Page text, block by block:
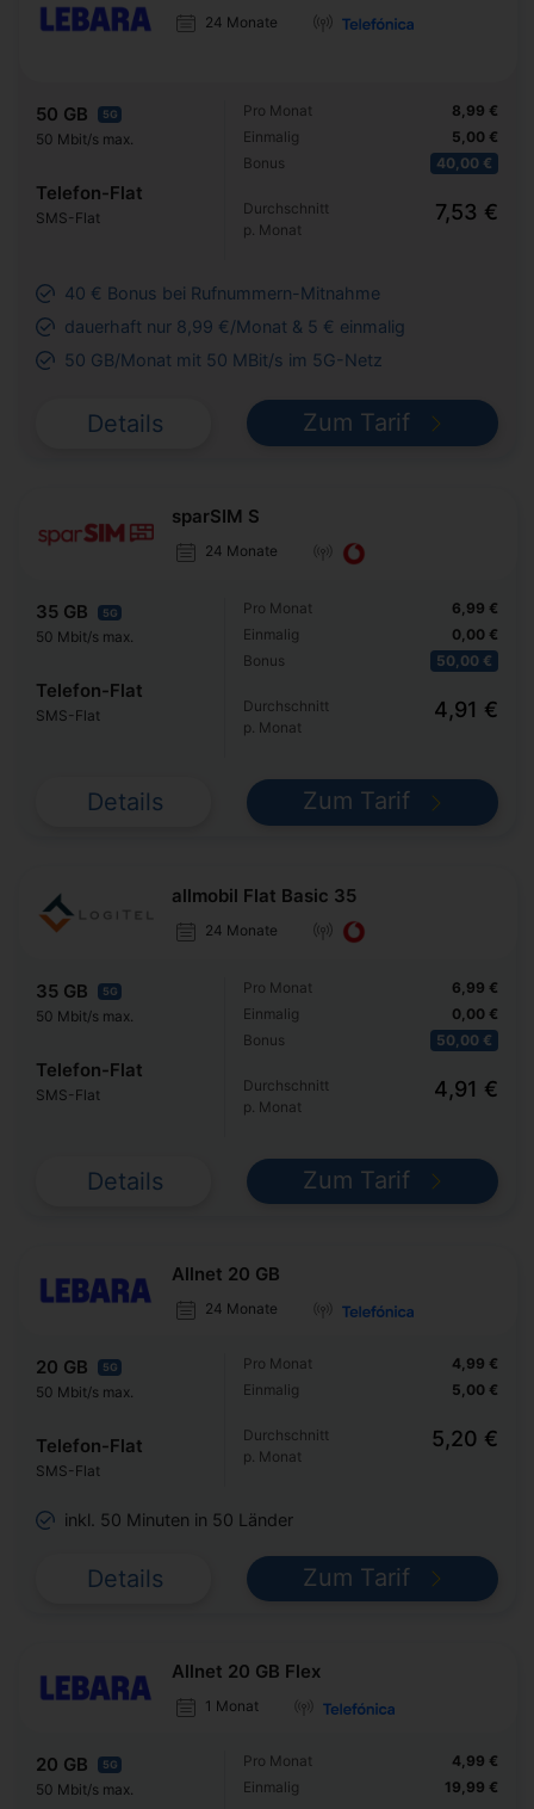
24 Monate
50 GB 5G
50 Mbit/s max.
Telefon-Flat
SMS-Flat
Pro Monat
Einmalig
Bonus
8,99 €
5,00 €
40,00 €
Durchschnitt
p. Monat
7,53 €
40 € Bonus bei Rufnummern-Mitnahme
dauerhaft nur 8,99 €/Monat & 5 € einmalig
50 GB/Monat mit 50 MBit/s im 5G-Netz
Details Zum Tarif
sparSIM S
24 Monate
35 GB 5G
50 Mbit/s max.
Telefon-Flat
SMS-Flat
Pro Monat
Einmalig
Bonus
6,99 €
0,00 €
50,00 €
Durchschnitt
p. Monat
4,91 €
Details Zum Tarif
allmobil Flat Basic 35
24 Monate
35 GB 5G
50 Mbit/s max.
Telefon-Flat
SMS-Flat
Pro Monat
Einmalig
Bonus
6,99 €
0,00 €
50,00 €
Durchschnitt
p. Monat
4,91 €
Details Zum Tarif
Allnet 20 GB
24 Monate
20 GB 5G
50 Mbit/s max.
Telefon-Flat
SMS-Flat
Pro Monat
Einmalig
4,99 €
5,00 €
Durchschnitt
p. Monat
5,20 €
inkl. 50 Minuten in 50 Länder
Details Zum Tarif
Allnet 20 GB Flex
1 Monat
20 GB 5G
50 Mbit/s max.
Pro Monat
Einmalig
4,99 €
19,99 €